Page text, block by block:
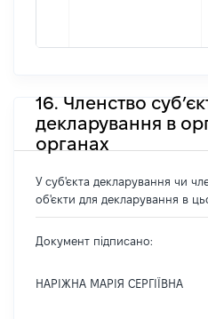
16. Членство
декларування в
органах
У суб'єкта декларування чи
об'єкти для декларування в
Документ підписано:
НАРІЖНА МАРІЯ СЕРГІЇВНА